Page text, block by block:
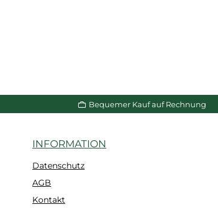
Bequemer Kauf auf Rechnung
INFORMATION
Datenschutz
AGB
Kontakt